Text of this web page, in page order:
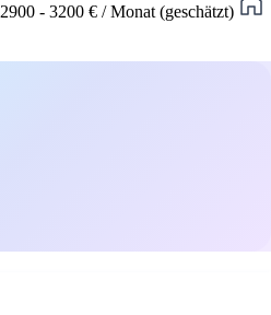
2900 - 3200 € / Monat (geschätzt)